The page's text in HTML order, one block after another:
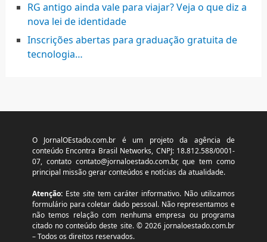
RG antigo ainda vale para viajar? Veja o que diz a
nova lei de identidade
Inscrições abertas para graduação gratuita de
tecnologia…
O JornalOEstado.com.br é um projeto da agência de
conteúdo Encontra Brasil Networks, CNPJ: 18.812.588/0001-
07, contato contato@jornaloestado.com.br, que tem como
principal missão gerar conteúdos e notícias da atualidade.
Atenção:Este site tem caráter informativo. Não utilizamos
formulário para coletar dado pessoal. Não representamos e
não temos relação com nenhuma empresa ou programa
citado no conteúdo deste site. © 2026 jornaloestado.com.br
– Todos os direitos reservados.